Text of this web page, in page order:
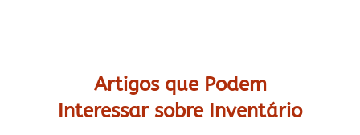
Artigos que Podem
Interessar sobre Inventário